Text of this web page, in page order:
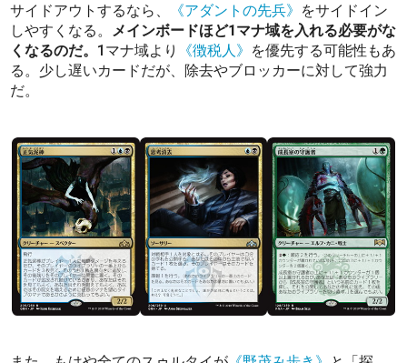
サイドアウトするなら、
《アダントの先兵》 をサイドイン
しやすくなる。
メインボードほど1マナ域を入れる必要がな
くなるのだ。 1マナ域より 《徴税人》 を優先する可能性もあ
る。少し遅いカードだが、除去やブロッカーに対して強力
だ。